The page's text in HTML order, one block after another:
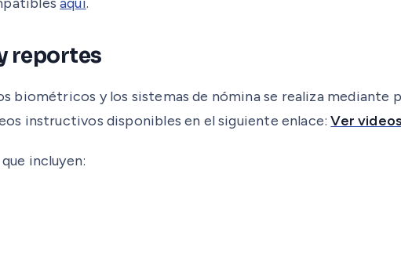
reportes
biométricos y los sistemas de nómina se realiza mediante
instructivos disponibles en el siguiente enlace:Ver
incluyen: